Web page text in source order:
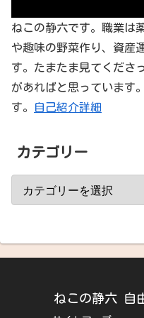
ねこの静六です。職業は
や趣味の野菜作り、資産
す。たまたま見てくださ
があればと思っています
す。
自己紹介詳細
カテゴリー
ねこの静六 自